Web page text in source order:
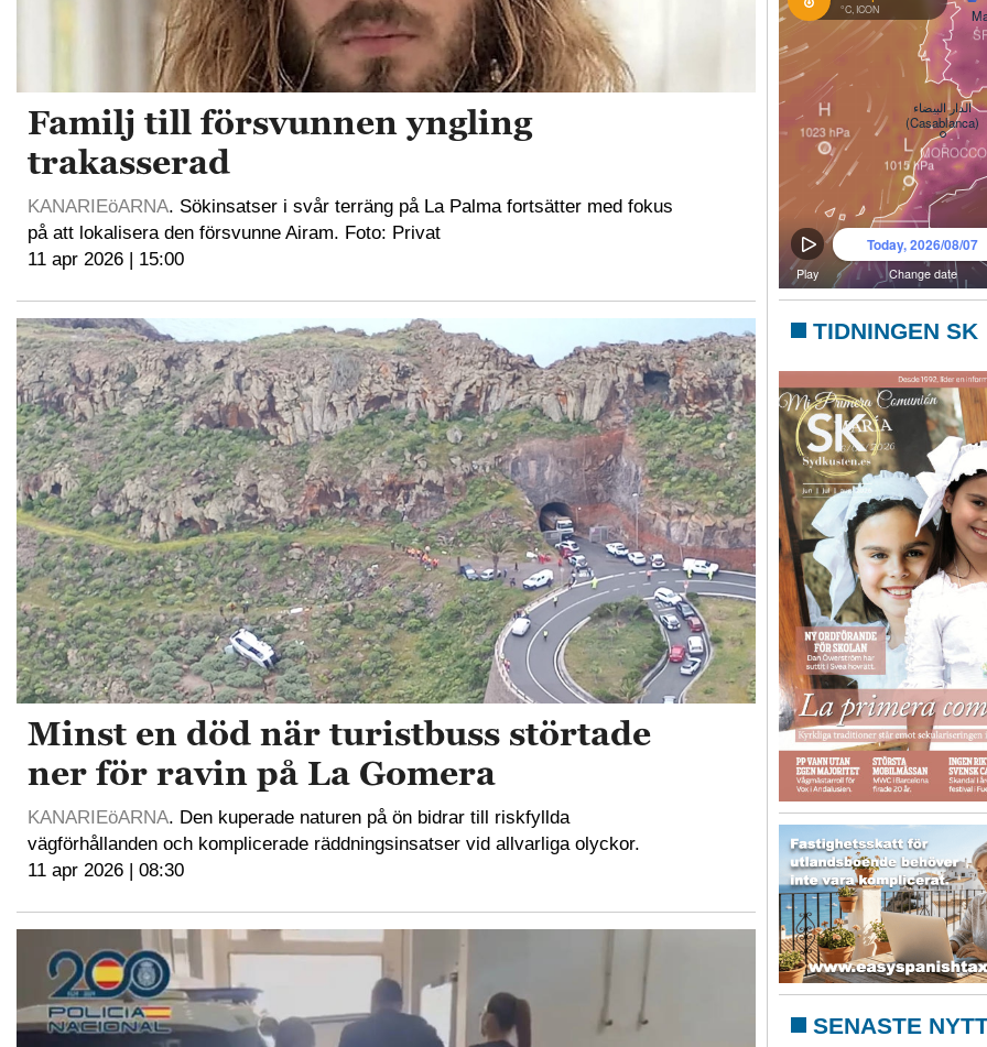
Familj till försvunnen yngling
trakasserad
KANARIEöARNA. Sökinsatser i svår terräng på La Palma fortsätter med fokus
på att lokalisera den försvunne Airam. Foto: Privat
11 apr 2026 | 15:00
Minst en död när turistbuss störtade
ner för ravin på La Gomera
KANARIEöARNA. Den kuperade naturen på ön bidrar till riskfyllda
vägförhållanden och komplicerade räddningsinsatser vid allvarliga olyckor.
11 apr 2026 | 08:30
TIDNINGEN SK
SENASTE